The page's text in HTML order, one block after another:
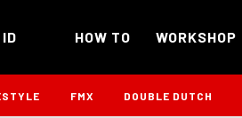
ID HOW TO WORKSHOP
FMX DOUBLE DUTCH